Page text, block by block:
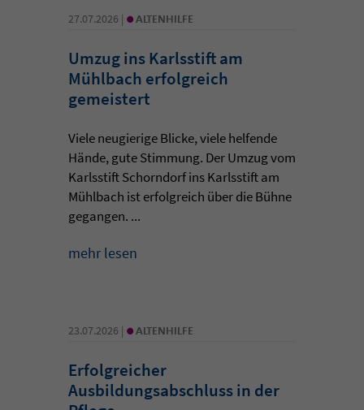
27.07.2026 | • ALTENHILFE
Umzug ins Karlsstift am
Mühlbach erfolgreich
gemeistert
Viele neugierige Blicke, viele helfende
Hände, gute Stimmung. Der Umzug vom
Karlsstift Schorndorf ins Karlsstift am
Mühlbach ist erfolgreich über die Bühne
gegangen. ...
mehr lesen
23.07.2026 | • ALTENHILFE
Erfolgreicher
Ausbildungsabschluss in der